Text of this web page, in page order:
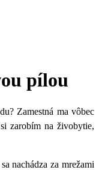
pílou
Zamestná ma vôbec
zarobím na živobytie,
nachádza za mrežami